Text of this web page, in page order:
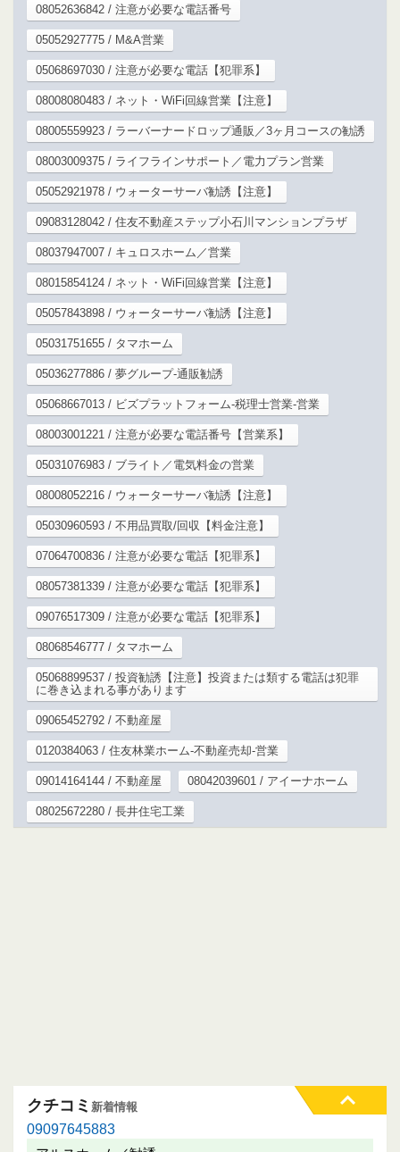
08052636842 / 注意が必要な電話番号
05052927775 / M&A営業
05068697030 / 注意が必要な電話【犯罪系】
08008080483 / ネット・WiFi回線営業【注意】
08005559923 / ラーバーナードロップ通販／3ヶ月コースの勧誘
08003009375 / ライフラインサポート／電力プラン営業
05052921978 / ウォーターサーバ勧誘【注意】
09083128042 / 住友不動産ステップ小石川マンションプラザ
08037947007 / キュロスホーム／営業
08015854124 / ネット・WiFi回線営業【注意】
05057843898 / ウォーターサーバ勧誘【注意】
05031751655 / タマホーム
05036277886 / 夢グループ-通販勧誘
05068667013 / ビズプラットフォーム-税理士営業-営業
08003001221 / 注意が必要な電話番号【営業系】
05031076983 / ブライト／電気料金の営業
08008052216 / ウォーターサーバ勧誘【注意】
05030960593 / 不用品買取/回収【料金注意】
07064700836 / 注意が必要な電話【犯罪系】
08057381339 / 注意が必要な電話【犯罪系】
09076517309 / 注意が必要な電話【犯罪系】
08068546777 / タマホーム
05068899537 / 投資勧誘【注意】投資または類する電話は犯罪
に巻き込まれる事があります
09065452792 / 不動産屋
0120384063 / 住友林業ホーム-不動産売却-営業
09014164144 / 不動産屋 08042039601 / アイーナホーム
08025672280 / 長井住宅工業
クチコミ 新着情報
09097645883